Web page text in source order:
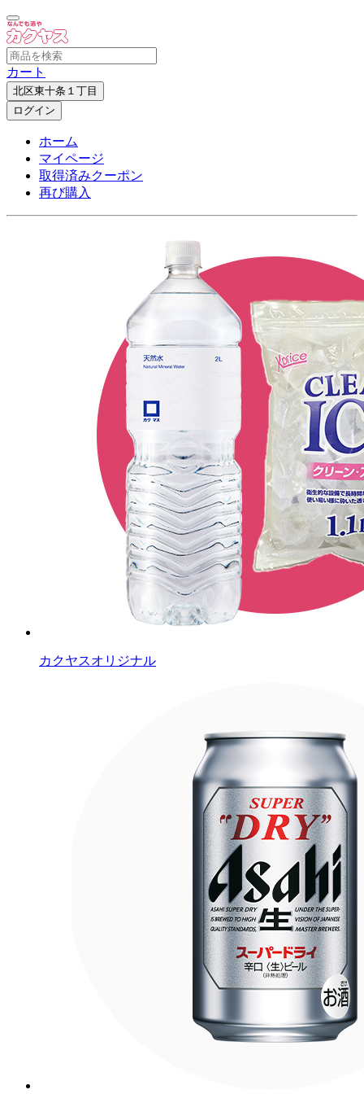
カート
北区東十条１丁目
ログイン
ホーム
マイページ
取得済みクーポン
再び購入
カクヤスオリジナル